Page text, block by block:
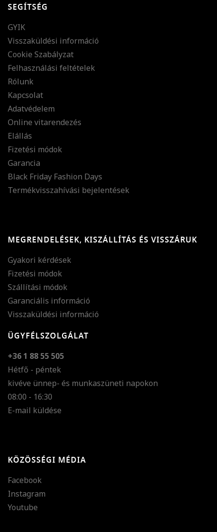
SEGÍTSÉG
GYIK
Visszaküldési információ
Cookie Szabályzat
Felhasználási feltételek
Rólunk
Kapcsolat
Adatvédelem
Online vitarendezés
Elállás
Fizetési módok
Garancia
Black Friday Fashion Days
Termékvisszahívási bejelentések
MEGRENDELÉSEK, KISZÁLLÍTÁS ÉS VISSZÁRUK
Gyakori kérdések
Fizetési módok
Szállítási módok
Garanciális információ
Visszaküldési információ
ÜGYFÉLSZOLGÁLAT
+36 1 88 55 505
Hétfő - péntek
kivéve ünnep- és munkaszüneti napokon
08:00 - 16:30
E-mail küldése
KÖZÖSSÉGI MÉDIA
Facebook
Instagram
Youtube